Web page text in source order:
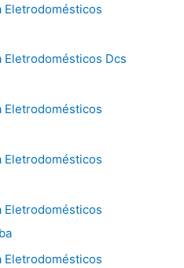
Eletrodomésticos
Eletrodomésticos Dcs
Eletrodomésticos
Eletrodomésticos
Eletrodomésticos
Eletrodomésticos